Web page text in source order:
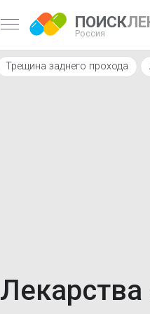
ПОИСК
Россия
Трещина заднего прохода